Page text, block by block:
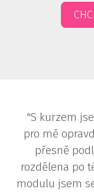
"S kurzem
pro mě
přesně
rozdělena po
modulu jsem